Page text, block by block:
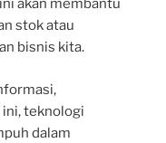
akan membantu
stok atau
bisnis kita.
ini, teknologi
dalam